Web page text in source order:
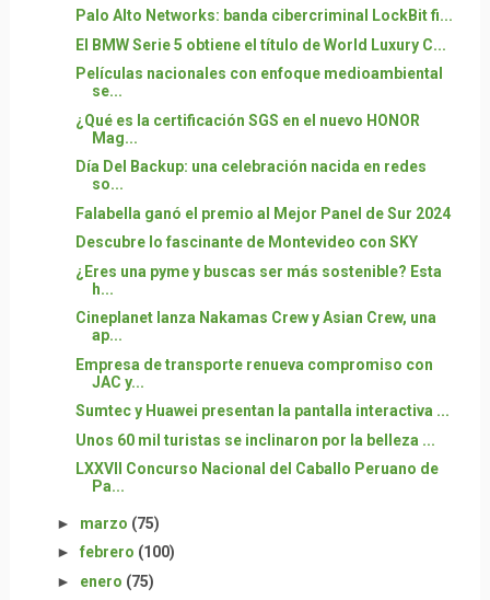
Palo Alto Networks: banda cibercriminal LockBit fi...
El BMW Serie 5 obtiene el título de World Luxury C...
Películas nacionales con enfoque medioambiental
se...
¿Qué es la certificación SGS en el nuevo HONOR
Mag...
Día Del Backup: una celebración nacida en redes
so...
Falabella ganó el premio al Mejor Panel de Sur 2024
Descubre lo fascinante de Montevideo con SKY
¿Eres una pyme y buscas ser más sostenible? Esta
h...
Cineplanet lanza Nakamas Crew y Asian Crew, una
ap...
Empresa de transporte renueva compromiso con
JAC y...
Sumtec y Huawei presentan la pantalla interactiva ...
Unos 60 mil turistas se inclinaron por la belleza ...
LXXVII Concurso Nacional del Caballo Peruano de
Pa...
► marzo (75)
► febrero (100)
► enero (75)